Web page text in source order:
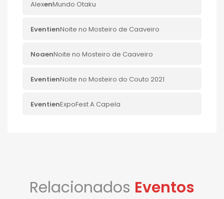
AlexenMundo Otaku
EventienNoite no Mosteiro de Caaveiro
NoaenNoite no Mosteiro de Caaveiro
EventienNoite no Mosteiro do Couto 2021
EventienExpoFest A Capela
Relacionados Eventos